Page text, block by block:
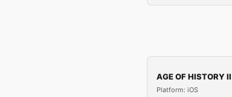
AGE OF HISTORY II
Platform: iOS